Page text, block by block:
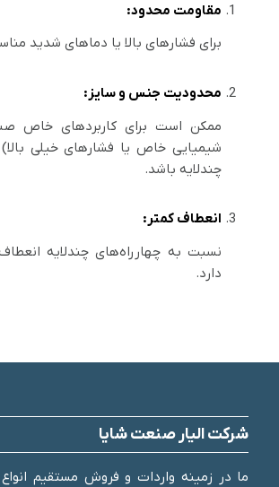
مقاومت محدود:
برای فشارهای بالا یا دماهای شدید
محدودیت جنس و سایز:
ممکن است برای کاربردهای خاص
شیمیایی خاص یا فشارهای خیلی بالا)
چندلایه باشد.
انعطاف کمتر:
نسبت به چهارراه‌های چندلایه
دارد.
شرکت الیار صنعت شایا
ما در زمینه واردات و فروش مستقیم انواع